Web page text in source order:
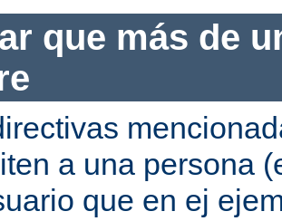
que más de
a una persona
que en ej